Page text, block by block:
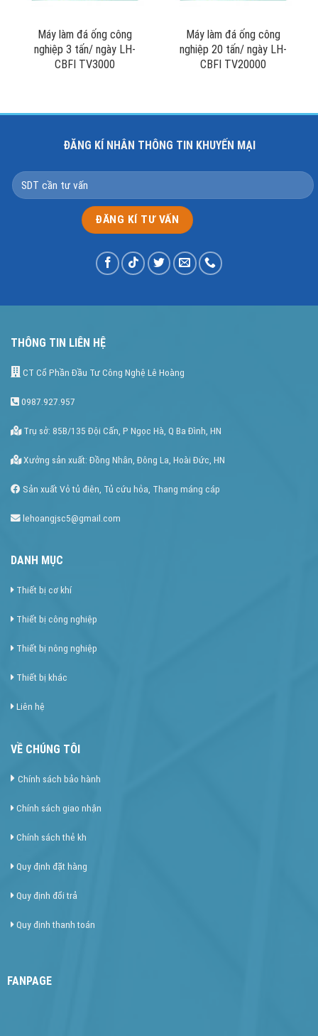
Máy làm đá ống công
nghiệp 3 tấn/ ngày LH-
CBFI TV3000
Máy làm đá ống công
nghiệp 20 tấn/ ngày LH-
CBFI TV20000
ĐĂNG KÍ NHÂN THÔNG TIN KHUYẾN MẠI
THÔNG TIN LIÊN HỆ
CT Cổ Phần Đầu Tư Công Nghệ Lê Hoàng
0987.927.957
Trụ sở: 85B/135 Đội Cấn, P Ngọc Hà, Q Ba Đình, HN
Xưởng sản xuất: Đồng Nhân, Đông La, Hoài Đức, HN
Sản xuất Vỏ tủ điên, Tủ cứu hỏa, Thang máng cáp
lehoangjsc5@gmail.com
DANH MỤC
Thiết bị cơ khí
Thiết bị công nghiệp
Thiết bị nông nghiệp
Thiết bị khác
Liên hệ
VỀ CHÚNG TÔI
Chính sách bảo hành
Chính sách giao nhận
Chính sách thẻ kh
Quy định đặt hàng
Quy định đổi trả
Quy định thanh toán
FANPAGE